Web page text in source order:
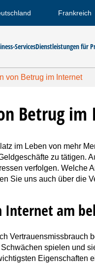
Frankreich
ServicesDienstleistungen für
von Betrug im Internet
Betrug im
im Leben von mehr
zu tätigen.
verfolgen. Welche
Sie uns auch über die
am
spielen und
Eigenschaften